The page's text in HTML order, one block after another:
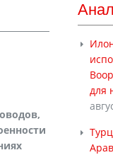
для